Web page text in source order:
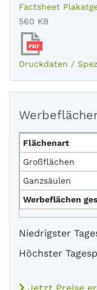
Factsheet
560 KB
PDF
Druckdaten /
Flächenart
Großflächen
Ganzsäulen
Werbeflächen
Niedrigster
Höchster
Jetzt Preise